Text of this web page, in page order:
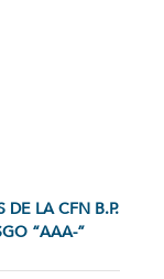
LA CFN B.P.
“AAA-”